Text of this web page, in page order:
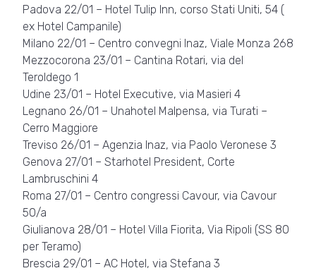
Padova 22/01 – Hotel Tulip Inn, corso Stati Uniti, 54 (
ex Hotel Campanile)
Milano 22/01 – Centro convegni Inaz, Viale Monza 268
Mezzocorona 23/01 – Cantina Rotari, via del
Teroldego 1
Udine 23/01 – Hotel Executive, via Masieri 4
Legnano 26/01 – Unahotel Malpensa, via Turati –
Cerro Maggiore
Treviso 26/01 – Agenzia Inaz, via Paolo Veronese 3
Genova 27/01 – Starhotel President, Corte
Lambruschini 4
Roma 27/01 – Centro congressi Cavour, via Cavour
50/a
Giulianova 28/01 – Hotel Villa Fiorita, Via Ripoli (SS 80
per Teramo)
Brescia 29/01 – AC Hotel, via Stefana 3